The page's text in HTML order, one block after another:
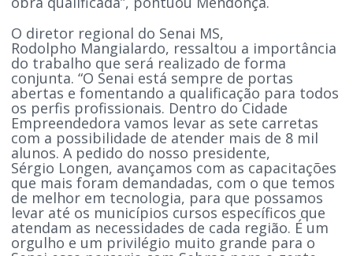
O diretor regional do Senai MS,
Rodolpho Mangialardo, ressaltou a importância
do trabalho que será realizado de forma
conjunta. “O Senai está sempre de portas
abertas e fomentando a qualificação para todos
os perfis profissionais. Dentro do Cidade
Empreendedora vamos levar as sete carretas
com a possibilidade de atender mais de 8 mil
alunos. A pedido do nosso presidente,
Sérgio Longen, avançamos com as capacitações
que mais foram demandadas, com o que temos
de melhor em tecnologia, para que possamos
levar até os municípios cursos específicos que
atendam as necessidades de cada região. É um
orgulho e um privilégio muito grande para o